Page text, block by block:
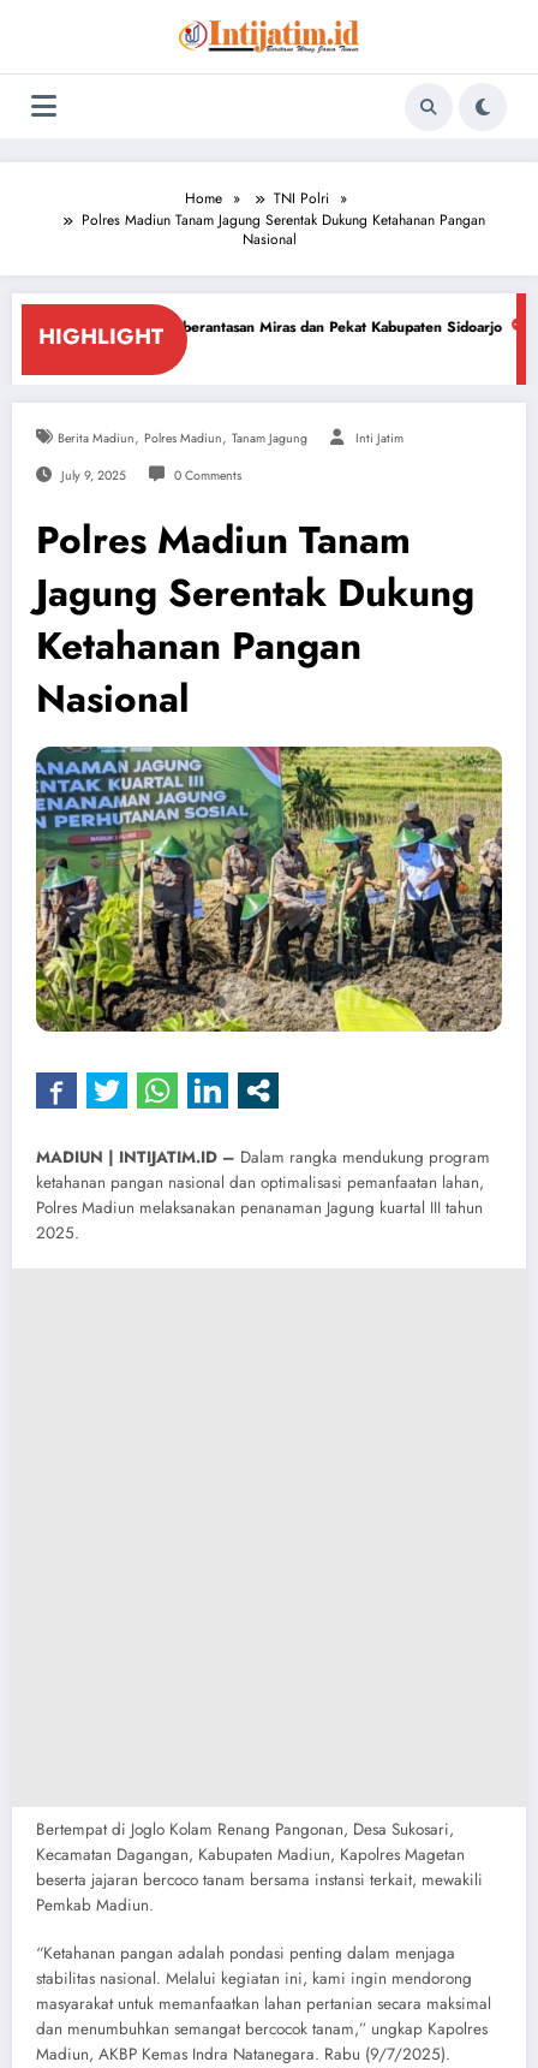
Home
TNI Polri
Polres Madiun Tanam Jagung Serentak Dukung Ketahanan Pangan
Nasional
HIGHLIGHT
Pemberantasan Miras dan Pekat Kabupaten Sidoarjo Sidoarjo Darurat
Berita Madiun, Polres Madiun, Tanam Jagung Inti Jatim
July 9, 2025 0 Comments
Polres Madiun Tanam
Jagung Serentak Dukung
Ketahanan Pangan
Nasional
MADIUN | INTIJATIM.ID – Dalam rangka mendukung program
ketahanan pangan nasional dan optimalisasi pemanfaatan lahan,
Polres Madiun melaksanakan penanaman Jagung kuartal III tahun
2025.
Bertempat di Joglo Kolam Renang Pangonan, Desa Sukosari,
Kecamatan Dagangan, Kabupaten Madiun, Kapolres Magetan
beserta jajaran bercoco tanam bersama instansi terkait, mewakili
Pemkab Madiun.
“Ketahanan pangan adalah pondasi penting dalam menjaga
stabilitas nasional. Melalui kegiatan ini, kami ingin mendorong
masyarakat untuk memanfaatkan lahan pertanian secara maksimal
dan menumbuhkan semangat bercocok tanam,” ungkap Kapolres
Madiun, AKBP Kemas Indra Natanegara. Rabu (9/7/2025).